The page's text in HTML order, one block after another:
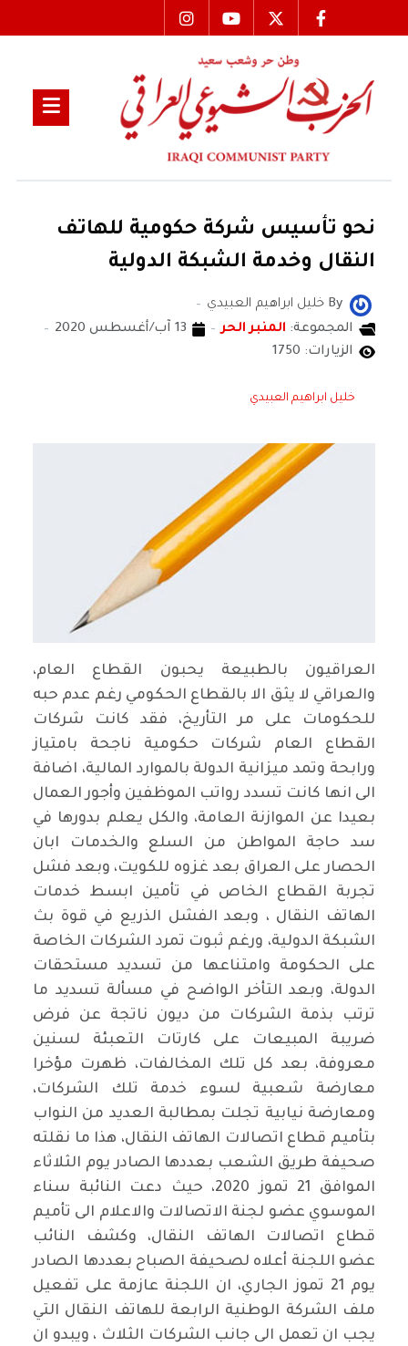
نحو تأسيس شركة حكومية للهاتف
النقال وخدمة الشبكة الدولية
By خليل ابراهيم العبيدي
المجموعة: المنبر الحر
13 آب/أغسطس 2020
الزيارات: 1750
خليل ابراهيم العبيدي
العراقيون بالطبيعة يحبون القطاع العام،
والعراقي لا يثق الا بالقطاع الحكومي رغم عدم حبه
للحكومات على مر التأريخ، فقد كانت شركات
القطاع العام شركات حكومية ناجحة بامتياز
ورابحة وتمد ميزانية الدولة بالموارد المالية، اضافة
الى انها كانت تسدد رواتب الموظفين وأجور العمال
بعيدا عن الموازنة العامة، والكل يعلم بدورها في
سد حاجة المواطن من السلع والخدمات ابان
الحصار على العراق بعد غزوه للكويت، وبعد فشل
تجربة القطاع الخاص في تأمين ابسط خدمات
الهاتف النقال ، وبعد الفشل الذريع في قوة بث
الشبكة الدولية، ورغم ثبوت تمرد الشركات الخاصة
على الحكومة وامتناعها من تسديد مستحقات
الدولة، وبعد التأخر الواضح في مسألة تسديد ما
ترتب بذمة الشركات من ديون ناتجة عن فرض
ضريبة المبيعات على كارتات التعبئة لسنين
معروفة، بعد كل تلك المخالفات، ظهرت مؤخرا
معارضة شعبية لسوء خدمة تلك الشركات،
ومعارضة نيابية تجلت بمطالبة العديد من النواب
بتأميم قطاع اتصالات الهاتف النقال، هذا ما نقلته
صحيفة طريق الشعب بعددها الصادر يوم الثلاثاء
الموافق 21 تموز 2020، حيث دعت النائبة سناء
الموسوي عضو لجنة الاتصالات والاعلام الى تأميم
قطاع اتصالات الهاتف النقال، وكشف النائب
عضو اللجنة أعلاه لصحيفة الصباح بعددها الصادر
يوم 21 تموز الجاري، ان اللجنة عازمة على تفعيل
ملف الشركة الوطنية الرابعة للهاتف النقال التي
يجب ان تعمل الى جانب الشركات الثلاث ، ويبدو ان